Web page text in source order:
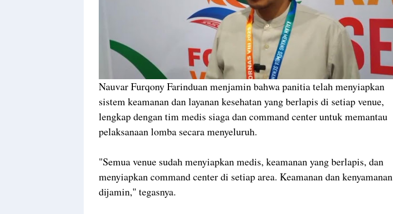
Nauvar Furqony Farinduan menjamin bahwa panitia telah menyiapkan
sistem keamanan dan layanan kesehatan yang berlapis di setiap venue,
lengkap dengan tim medis siaga dan command center untuk memantau
pelaksanaan lomba secara menyeluruh.
"Semua venue sudah menyiapkan medis, keamanan yang berlapis, dan
menyiapkan command center di setiap area. Keamanan dan kenyamanan
dijamin," tegasnya.